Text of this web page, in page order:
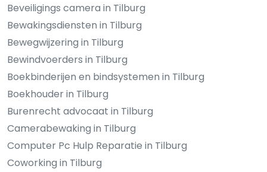
Beveiligings camera in Tilburg
Bewakingsdiensten in Tilburg
Bewegwijzering in Tilburg
Bewindvoerders in Tilburg
Boekbinderijen en bindsystemen in Tilburg
Boekhouder in Tilburg
Burenrecht advocaat in Tilburg
Camerabewaking in Tilburg
Computer Pc Hulp Reparatie in Tilburg
Coworking in Tilburg